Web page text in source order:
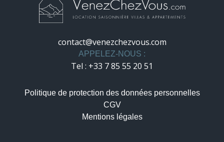
contact@venezchezvous.com
APPELEZ-NOUS :
Tel : +33 7 85 55 20 51
Politique de protection des données personnelles
CGV
Mentions légales